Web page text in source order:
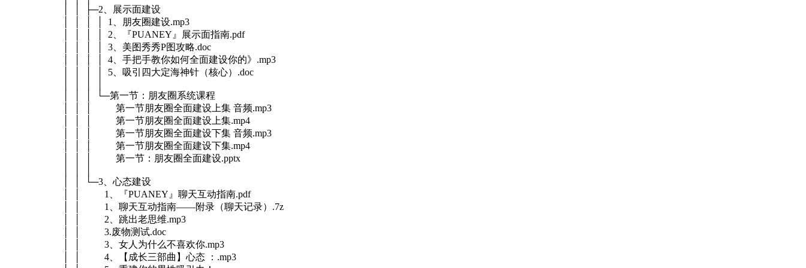
│ │ ├─2、展示面建设
│ │ │ │ 1、朋友圈建设.mp3
│ │ │ │ 2、『PUANEY』展示面指南.pdf
│ │ │ │ 3、美图秀秀P图攻略.doc
│ │ │ │ 4、手把手教你如何全面建设你的》.mp3
│ │ │ │ 5、吸引四大定海神针（核心）.doc
│ │ │ └─第一节：朋友圈系统课程
│ │ │ 第一节朋友圈全面建设上集 音频.mp3
│ │ │ 第一节朋友圈全面建设上集.mp4
│ │ │ 第一节朋友圈全面建设下集 音频.mp3
│ │ │ 第一节朋友圈全面建设下集.mp4
│ │ │ 第一节：朋友圈全面建设.pptx
│ │ └─3、心态建设
│ │ 1、『PUANEY』聊天互动指南.pdf
│ │ 1、聊天互动指南——附录（聊天记录）.7z
│ │ 2、跳出老思维.mp3
│ │ 3.废物测试.doc
│ │ 3、女人为什么不喜欢你.mp3
│ │ 4、【成长三部曲】心态 ：.mp3